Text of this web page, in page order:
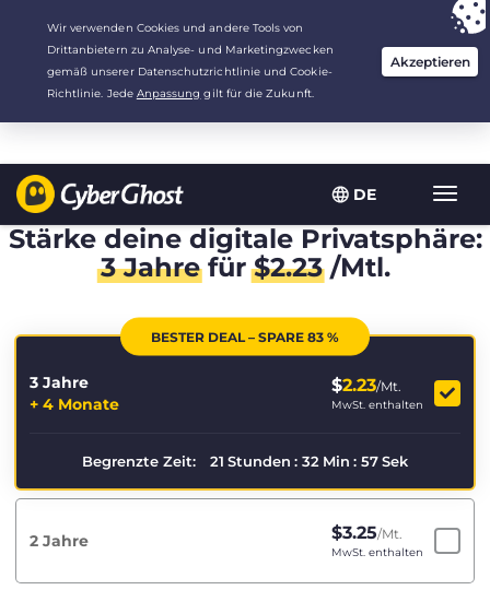
DE
Deine Wahl:Der beste Dealfür 3.3333333333333 Jahre zu $
/Monat
Stärke deine digitale Privatsphäre:
3 Jahrefür$2.23/Mtl.
BESTER DEAL – SPARE 83 %
3 Jahre
+ 4 Monate
$2.23/Mt.
MwSt. enthalten
Begrenzte Zeit: 21 Stunden : 32 Min : 56Sek
2 Jahre $3.25/Mt.
MwSt. enthalten